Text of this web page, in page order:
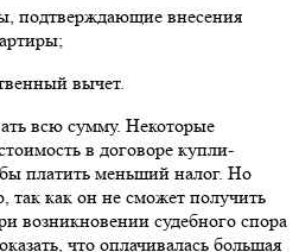
подтверждающие внесения
вычет.
всю сумму. Некоторые
в договоре купли-
платить меньший налог. Но
так как он не сможет получить
возникновении судебного спора
что оплачивалась большая